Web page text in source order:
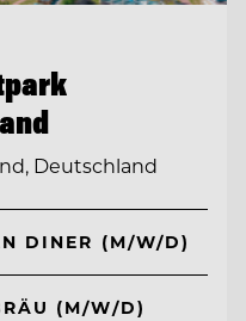
Deutschland
DINER (M/W/D)
(M/W/D)